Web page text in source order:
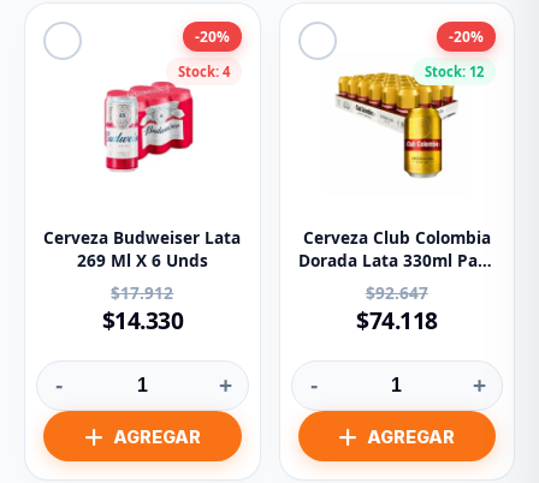
Stock: 4
-20%
Cerveza Budweiser Lata
269 Ml X 6 Unds
$17.912
$14.330
- +
Stock: 12
-20%
Cerveza Club Colombia
Dorada Lata 330ml Paca
X24 Unidades
$92.647
$74.118
- +